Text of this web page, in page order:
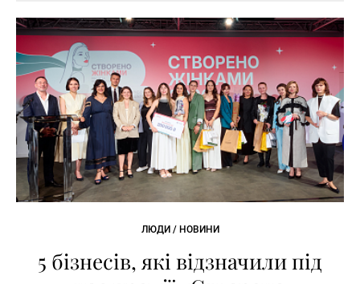
ЛЮДИ / НОВИНИ
5 бізнесів, які відзначили під